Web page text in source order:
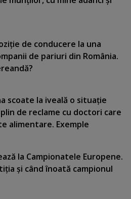
de conducere la una
de pariuri din România.
scoate la iveală o situaţie
de reclame cu doctori care
alimentare. Exemple
la Campionatele Europene.
şi când înoată campionul